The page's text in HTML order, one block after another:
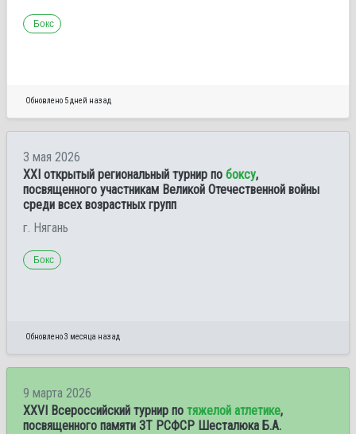
Бокс
Обновлено 5 дней назад
3 мая 2026
XXI открытый региональный турнир по боксу,
посвященного участникам Великой Отечественной войны
среди всех возрастных групп
г. Нягань
Бокс
Обновлено 3 месяца назад
9 марта 2026
XXVI Всероссийский турнир по тяжелой атлетике,
посвященного памяти ЗТ РСФСР Шесталюка Б.А.